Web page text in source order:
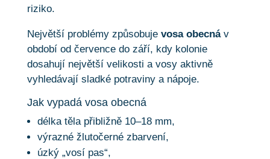
riziko.
Největší problémy způsobuje vosa obecnáv
období od července do září, kdy kolonie
dosahují největší velikosti a vosy aktivně
vyhledávají sladké potraviny a nápoje.
Jak vypadá vosa obecná
délka těla přibližně 10–18 mm,
výrazné žlutočerné zbarvení,
úzký „vosí pas“,